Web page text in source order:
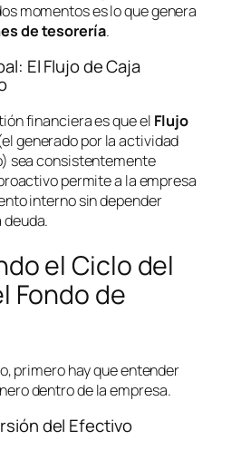
momentos es lo que genera
de tesorería.
El Flujo de Caja
financiera es que el Flujo
generado por la actividad
sea consistentemente
permite a la empresa
interno sin depender
el Ciclo del
Fondo de
primero hay que entender
dentro de la empresa.
del Efectivo